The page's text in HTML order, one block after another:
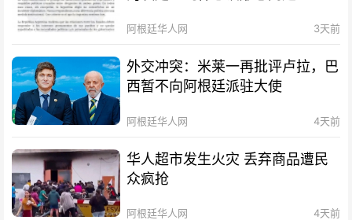
阿根廷华人网 3天前
外交冲突：米莱一再批评卢拉，巴
西暂不向阿根廷派驻大使
阿根廷华人网 4天前
华人超市发生火灾 丢弃商品遭民
众疯抢
阿根廷华人网 4天前